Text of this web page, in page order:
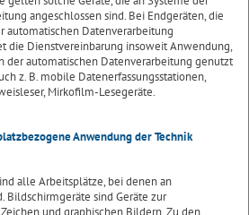
angeschlossen sind. Bei Endgeräten, die
automatischen Datenverarbeitung
die Dienstvereinbarung insoweit Anwendung,
der automatischen Datenverarbeitung genutzt
z. B. mobile Datenerfassungsstationen,
Mirkofilm-Lesegeräte.
Anwendung der Technik
alle Arbeitsplätze, bei denen an
Bildschirmgeräte sind Geräte zur
und graphischen Bildern. Zu den